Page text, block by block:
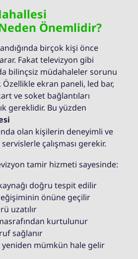
Önemlidir?
birçok kişi önce
Fakat televizyon gibi
bilinçsiz müdahaleler sorunu
ekran paneli, led bar,
ve soket bağlantıları
gereklidir. Bu yüzden
olan kişilerin deneyimli ve
çalışması gerekir.
tamir hizmeti sayesinde:
doğru tespit edilir
önüne geçilir
uzatılır
kurtulunur
sağlanır
yeniden mümkün hale gelir